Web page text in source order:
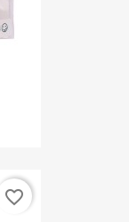
favorite_border